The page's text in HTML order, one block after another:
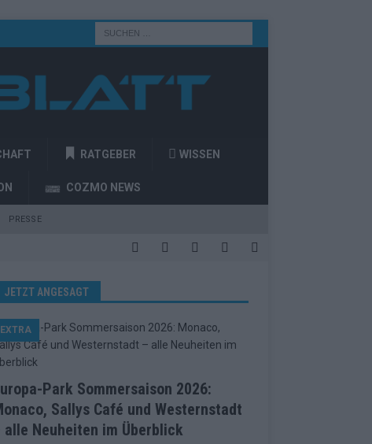
RATGEBER WISSEN
COZMO NEWS
PRESSE
JETZT ANGESAGT
Park Sommersaison 2026:
Sallys Café und Westernstadt
alle Neuheiten im Überblick
EXTRA